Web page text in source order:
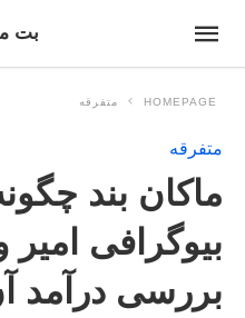
بت
HOMEPAGE متفرقه
متفرقه
ماکان بند
بیوگرافی
بررسی درآمد